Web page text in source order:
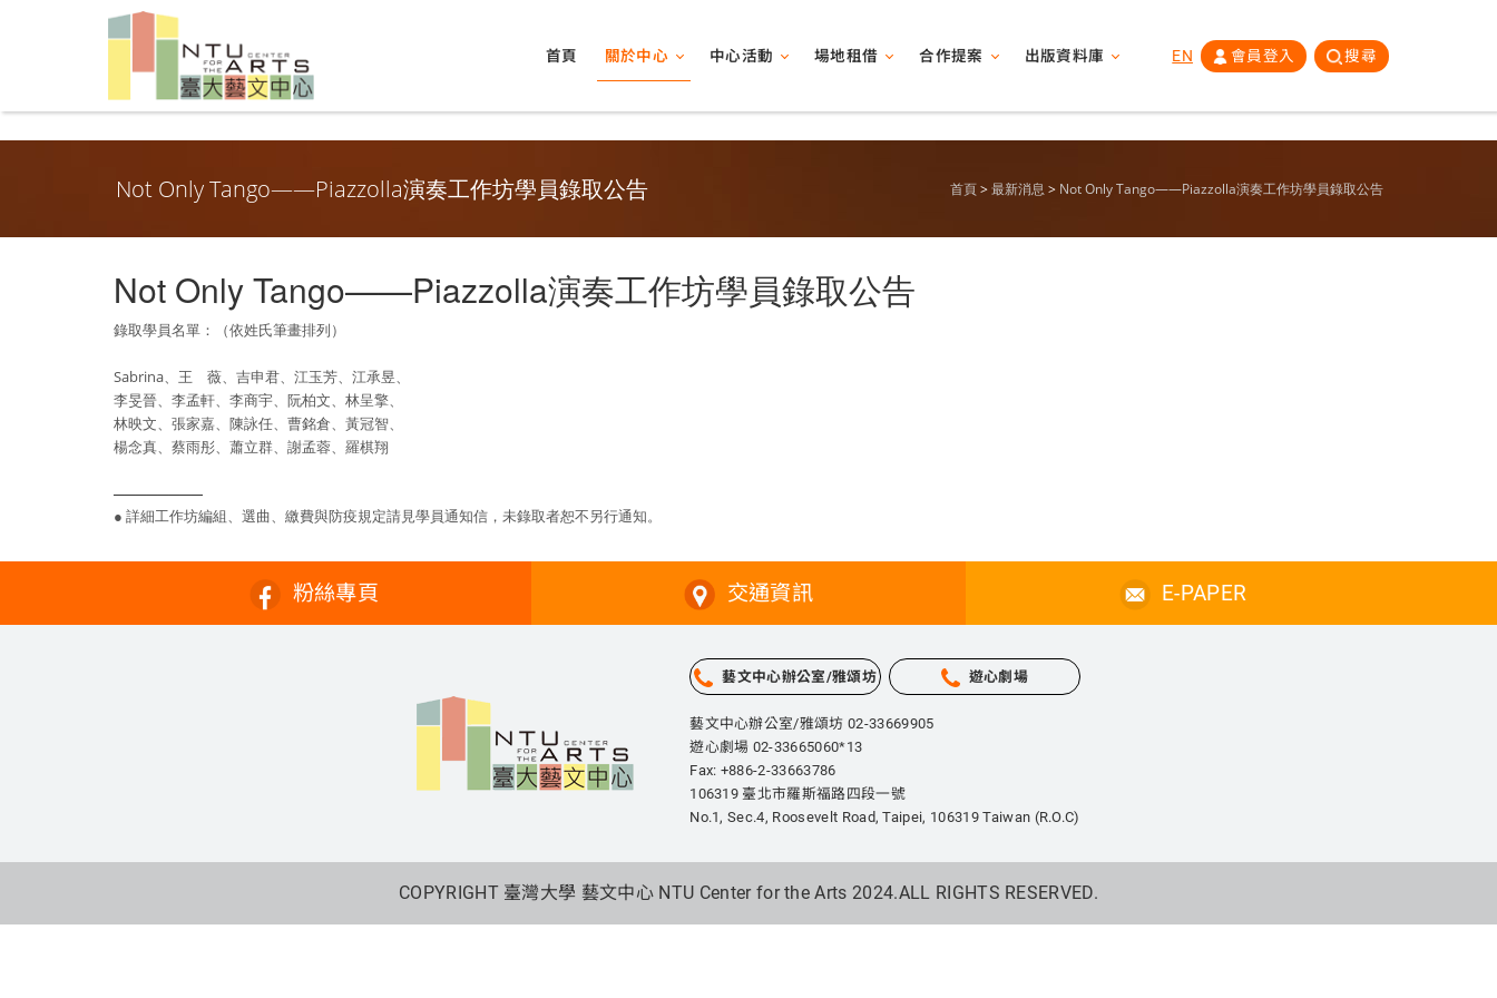
首頁 關於中心 中心活動 場地租借 合作提案 出版資料庫 EN 會員登入 搜尋
Not Only Tango——Piazzolla演奏工作坊學員錄取公告 首頁 最新消息 Not Only Tango——Piazzolla演奏工作坊學員錄取公告
Not Only Tango——Piazzolla演奏工作坊學員錄取公告
錄取學員名單：（依姓氏筆畫排列）
Sabrina、王 薇、吉申君、江玉芳、江承昱、
李旻晉、李孟軒、李商宇、阮柏文、林呈擎、
林映文、張家嘉、陳詠任、曹銘倉、黃冠智、
楊念真、蔡雨彤、蕭立群、謝孟蓉、羅棋翔
────────
● 詳細工作坊編組、選曲、繳費與防疫規定請見學員通知信，未錄取者恕不另行通知。
粉絲專頁 交通資訊 E-PAPER
藝文中心辦公室/雅頌坊 遊心劇場
藝文中心辦公室/雅頌坊 02-33669905
遊心劇場 02-33665060*13
Fax: +886-2-33663786
106319 臺北市羅斯福路四段一號
No.1, Sec.4, Roosevelt Road, Taipei, 106319 Taiwan (R.O.C)
COPYRIGHT 臺灣大學 藝文中心 NTU Center for the Arts 2024.ALL RIGHTS RESERVED.